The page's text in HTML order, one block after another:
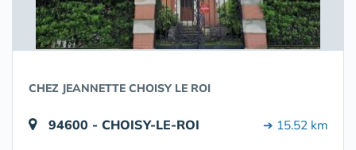
CHEZ JEANNETTE CHOISY LE ROI
94600 - CHOISY-LE-ROI ➔ 15.52 km